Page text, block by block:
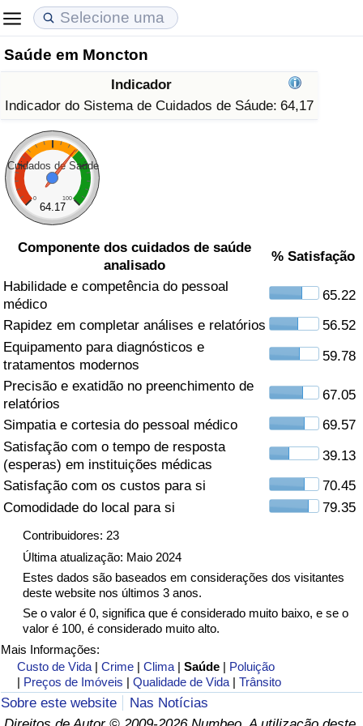
Saúde em Moncton
Indicador
Indicador do Sistema de Cuidados de Sáude: 64,17
Cuidados de Saúde
0 100
64.17
Componente dos cuidados de saúde
analisado
% Satisfação
Habilidade e competência do pessoal
médico
65.22
Rapidez em completar análises e relatórios
56.52
Equipamento para diagnósticos e
tratamentos modernos
59.78
Precisão e exatidão no preenchimento de
relatórios
67.05
Simpatia e cortesia do pessoal médico
69.57
Satisfação com o tempo de resposta
(esperas) em instituições médicas
39.13
Satisfação com os custos para si
70.45
Comodidade do local para si
79.35
Contribuidores: 23
Última atualização: Maio 2024
Estes dados são baseados em considerações dos visitantes
deste website nos últimos 3 anos.
Se o valor é 0, significa que é considerado muito baixo, e se o
valor é 100, é considerado muito alto.
Mais Informações:
Custo de Vida |Crime |Clima |Saúde | Poluição
| Preços de Imóveis |Qualidade de Vida |Trânsito
Sobre este website
Nas Notícias
Custo de Vida
Indicador de Custo de Vida (Atual)
Indicador de Custo de Vida
Indicador de Custo de Vida Por País
em Aqaba
Preços de Imóveis
Indicador de Preços de Imóveis (Atual)
Indicador de Preços de Imóveis
Indicador de Preços de Imóveis por País
Qualidade de Vida
Indicador de Qualidade de Vida
Indicador de Qualidade de Vida (Atual)
Índice de qualidade de vida por país
Crime
Taxa do Indicador de Crime (Atual)
Indicador de Crime
Índice de criminalidade por país
Saúde
Indicador de Saúde (Atual)
Indicador de Saúde
Indicador de Saúde por País
Poluição
Indicador de Poluição (Atual)
Índice de poluição
Indicador de Poluição por País
Trânsito